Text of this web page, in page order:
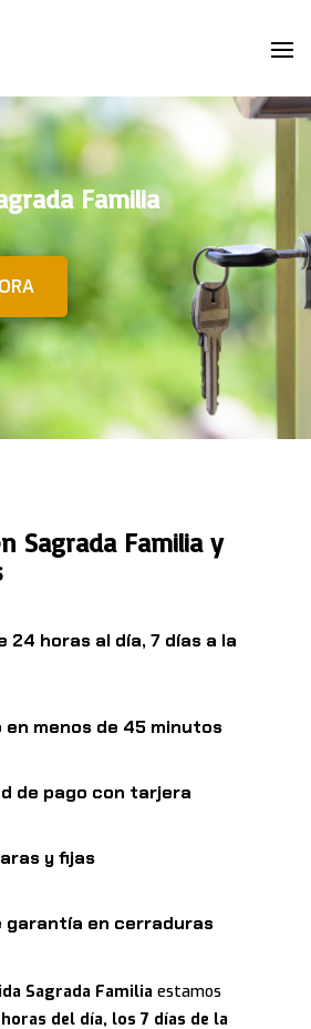
Familia
Sagrada Familia y
24 horas al día, 7 días a la
en menos de 45 minutos
de pago con tarjera
y fijas
garantía en cerraduras
Sagrada Familia estamos
del día, los 7 días de la